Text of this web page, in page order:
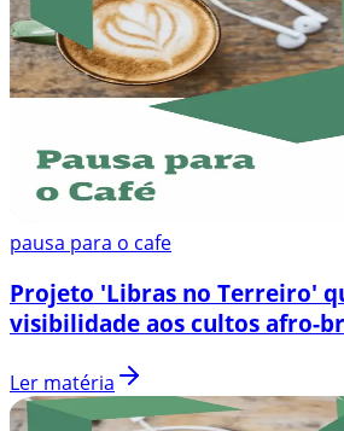
pausa para o cafe
Projeto 'Libras no Terreiro'
visibilidade aos cultos afro-
Ler matéria